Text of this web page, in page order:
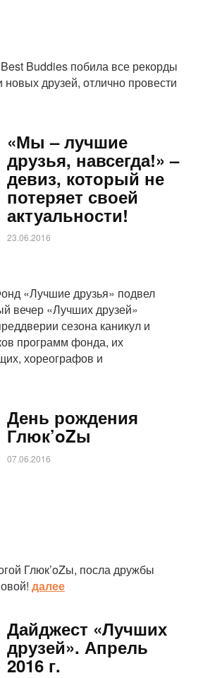
Buddies побила все рекорды
друзей, отлично провести
«Мы – лучшие
друзья, навсегда!» –
девиз, который не
потеряет своей
актуальности!
23.06.2016
«Лучшие друзья» подвел
вечер «Лучших друзей»
сезона каникул и
программ фонда, их
хореографов и
День рождения
Глюк’oZы
07.06.2016
Глюк’oZы, посла дружбы
далее
Дайджест «Лучших
друзей». Апрель
2016 г.